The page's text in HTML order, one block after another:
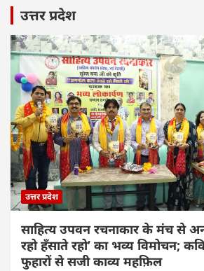
उत्तर प्रदेश
उत्तर प्रदेश
साहित्य उपवन रचनाकार के मंच से
रहो हॅंसाते रहो’ का भव्य विमोचन;
फुहारों से सजी काव्य महफ़िल